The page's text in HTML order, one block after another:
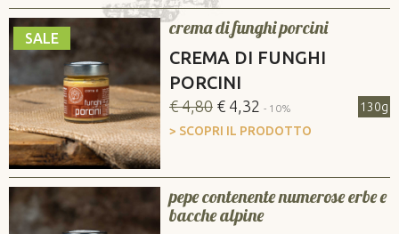
SALE crema di funghi porcini
CREMA DI FUNGHI
PORCINI
€ 4,80 € 4,32 - 10%
130g
> SCOPRI IL PRODOTTO
pepe contenente numerose erbe e
bacche alpine